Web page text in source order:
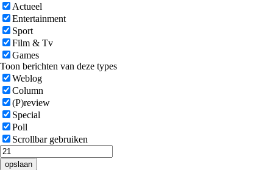
Actueel
Entertainment
Sport
Film & Tv
Games
Toon berichten van deze types
Weblog
Column
(P)review
Special
Poll
Scrollbar gebruiken
opslaan